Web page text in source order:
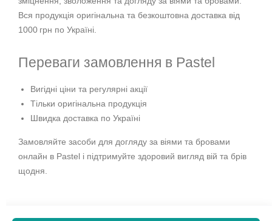
Вся продукція оригінальна та безкоштовна доставка від
1000 грн по Україні.
Переваги замовлення в Pastel
Вигідні ціни та регулярні акції
Тільки оригінальна продукція
Швидка доставка по Україні
Замовляйте засоби для догляду за віями та бровами
онлайн в Pastel і підтримуйте здоровий вигляд вій та брів
щодня.